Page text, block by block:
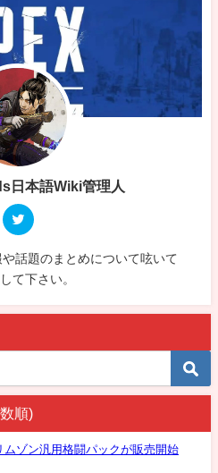
日本語Wiki管理人
話題のまとめについて呟いて
て下さい。
順)
ムゾン汎用格闘パックが販売開始